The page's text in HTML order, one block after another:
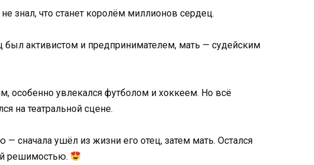
знал, что станет королём миллионов сердец.
был активистом и предпринимателем, мать — судейским
особенно увлекался футболом и хоккеем. Но всё
на театральной сцене.
сначала ушёл из жизни его отец, затем мать. Остался
решимостью.